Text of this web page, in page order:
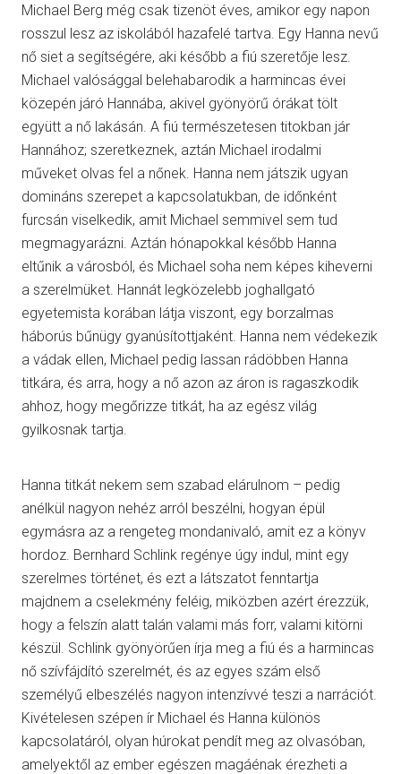
Michael Berg még csak tizenöt éves, amikor egy napon
rosszul lesz az iskolából hazafelé tartva. Egy Hanna nevű
nő siet a segítségére, aki később a fiú szeretője lesz.
Michael valósággal belehabarodik a harmincas évei
közepén járó Hannába, akivel gyönyörű órákat tölt
együtt a nő lakásán. A fiú természetesen titokban jár
Hannához; szeretkeznek, aztán Michael irodalmi
műveket olvas fel a nőnek. Hanna nem játszik ugyan
domináns szerepet a kapcsolatukban, de időnként
furcsán viselkedik, amit Michael semmivel sem tud
megmagyarázni. Aztán hónapokkal később Hanna
eltűnik a városból, és Michael soha nem képes kiheverni
a szerelmüket. Hannát legközelebb joghallgató
egyetemista korában látja viszont, egy borzalmas
háborús bűnügy gyanúsítottjaként. Hanna nem védekezik
a vádak ellen, Michael pedig lassan rádöbben Hanna
titkára, és arra, hogy a nő azon az áron is ragaszkodik
ahhoz, hogy megőrizze titkát, ha az egész világ
gyilkosnak tartja.
Hanna titkát nekem sem szabad elárulnom – pedig
anélkül nagyon nehéz arról beszélni, hogyan épül
egymásra az a rengeteg mondanivaló, amit ez a könyv
hordoz. Bernhard Schlink regénye úgy indul, mint egy
szerelmes történet, és ezt a látszatot fenntartja
majdnem a cselekmény feléig, miközben azért érezzük,
hogy a felszín alatt talán valami más forr, valami kitörni
készül. Schlink gyönyörűen írja meg a fiú és a harmincas
nő szívfájdító szerelmét, és az egyes szám első
személyű elbeszélés nagyon intenzívvé teszi a narrációt.
Kivételesen szépen ír Michael és Hanna különös
kapcsolatáról, olyan húrokat pendít meg az olvasóban,
amelyektől az ember egészen magáénak érezheti a